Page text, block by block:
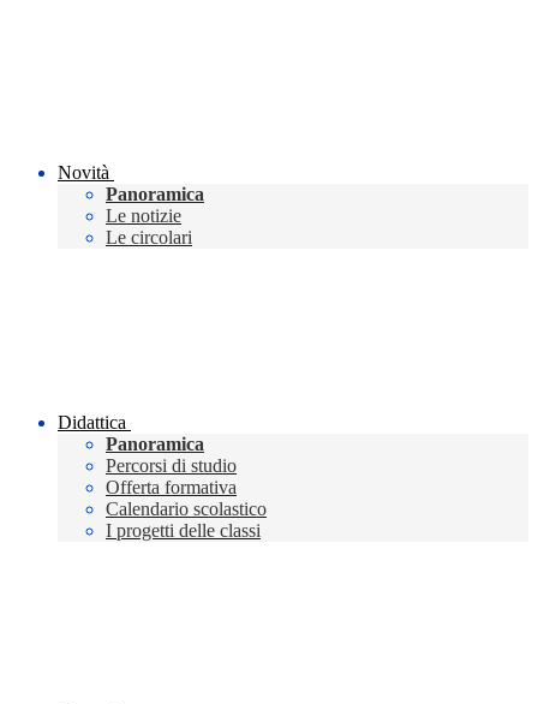
Novità
Panoramica
Le notizie
Le circolari
Didattica
Panoramica
Percorsi di studio
Offerta formativa
Calendario scolastico
I progetti delle classi